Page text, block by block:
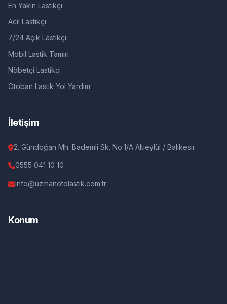
En Yakın Lastikçi
Acil Lastikçi
7/24 Açık Lastikçi
Mobil Lastik Tamiri
Nöbetçi Lastikçi
Otoban Lastik Yol Yardım
İletişim
2. Gündoğan Mh. Bademli Sk. No:1/A Altıeylül / Balıkesir
0555 041 10 10
info@uzmanotolastik.com.tr
Konum